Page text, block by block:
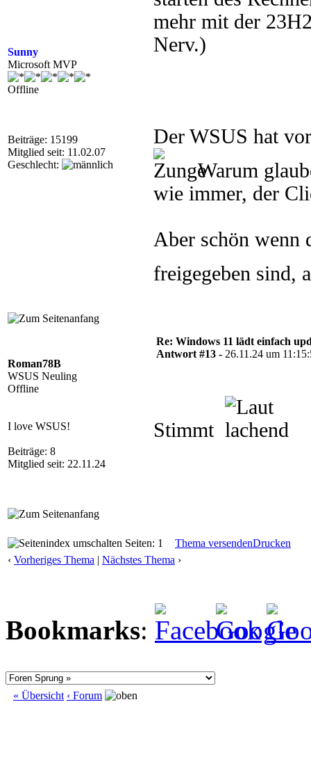
Sunny
Microsoft MVP
Offline
Beiträge: 15199
Mitglied seit: 11.02.07
Geschlecht:
mehr mit der
Nerv.)
Der WSUS hat
Warum
wie immer, der
Aber schön wenn
freigegeben sind,
Roman78B
WSUS Neuling
Offline
I love WSUS!
Beiträge: 8
Mitglied seit: 22.11.24
Re: Windows 11 lädt einfach
Antwort #13 - 26.11.24 um
Stimmt
Seiten: 1 Thema versendenDrucken
‹ Vorheriges Thema | Nächstes Thema ›
Bookmarks:
« Übersicht ‹ Forum